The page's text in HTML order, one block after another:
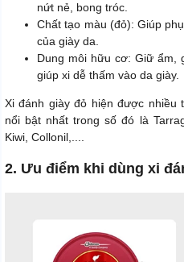
nứt nẻ, bong tróc.
Chất tạo màu (đỏ): Giúp
của giày da.
Dung môi hữu cơ: Giữ ẩm,
giúp xi dễ thấm vào da giày.
Xi đánh giày đỏ hiện được nhiều
nổi bật nhất trong số đó là
Kiwi, Collonil,....
2. Ưu điểm khi dùng xi